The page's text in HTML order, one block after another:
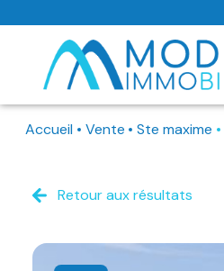
Accueil Vente Ste maxime
Retour aux résultats